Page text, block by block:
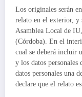
Los originales serán
relato en el exterior, y
Asamblea Local de
(Córdoba). En el
cual se deberá incluir
y los datos
datos personales una
declare que el relato